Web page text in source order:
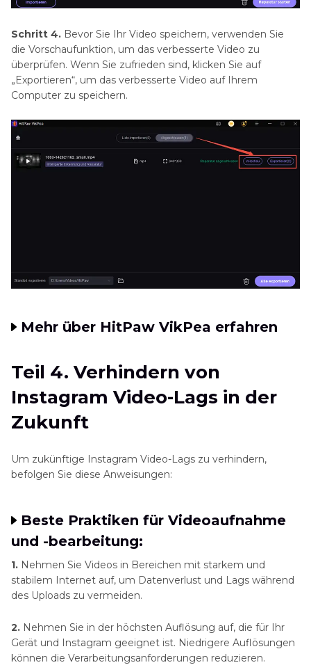
Schritt 4. Bevor Sie Ihr Video speichern, verwenden Sie
die Vorschaufunktion, um das verbesserte Video zu
überprüfen. Wenn Sie zufrieden sind, klicken Sie auf
„Exportieren“, um das verbesserte Video auf Ihrem
Computer zu speichern.
Mehr über HitPaw VikPea erfahren
Teil 4. Verhindern von
Instagram Video-Lags in der
Zukunft
Um zukünftige Instagram Video-Lags zu verhindern,
befolgen Sie diese Anweisungen:
Beste Praktiken für Videoaufnahme
und -bearbeitung:
1. Nehmen Sie Videos in Bereichen mit starkem und
stabilem Internet auf, um Datenverlust und Lags während
des Uploads zu vermeiden.
2. Nehmen Sie in der höchsten Auflösung auf, die für Ihr
Gerät und Instagram geeignet ist. Niedrigere Auflösungen
können die Verarbeitungsanforderungen reduzieren.